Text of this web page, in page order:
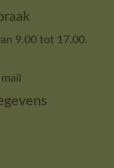
9.00 tot 17.00.